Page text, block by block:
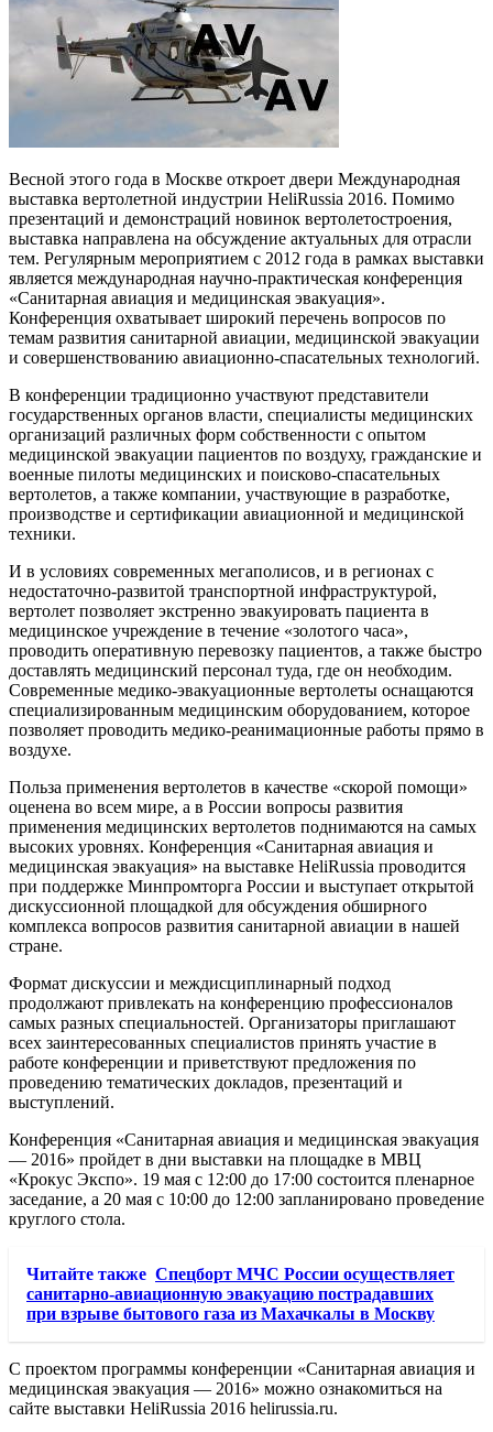
Весной этого года в Москве откроет двери Международная
выставка вертолетной индустрии HeliRussia 2016. Помимо
презентаций и демонстраций новинок вертолетостроения,
выставка направлена на обсуждение актуальных для отрасли
тем. Регулярным мероприятием с 2012 года в рамках выставки
является международная научно-практическая конференция
«Санитарная авиация и медицинская эвакуация».
Конференция охватывает широкий перечень вопросов по
темам развития санитарной авиации, медицинской эвакуации
и совершенствованию авиационно-спасательных технологий.
В конференции традиционно участвуют представители
государственных органов власти, специалисты медицинских
организаций различных форм собственности с опытом
медицинской эвакуации пациентов по воздуху, гражданские и
военные пилоты медицинских и поисково-спасательных
вертолетов, а также компании, участвующие в разработке,
производстве и сертификации авиационной и медицинской
техники.
И в условиях современных мегаполисов, и в регионах с
недостаточно-развитой транспортной инфраструктурой,
вертолет позволяет экстренно эвакуировать пациента в
медицинское учреждение в течение «золотого часа»,
проводить оперативную перевозку пациентов, а также быстро
доставлять медицинский персонал туда, где он необходим.
Современные медико-эвакуационные вертолеты оснащаются
специализированным медицинским оборудованием, которое
позволяет проводить медико-реанимационные работы прямо в
воздухе.
Польза применения вертолетов в качестве «скорой помощи»
оценена во всем мире, а в России вопросы развития
применения медицинских вертолетов поднимаются на самых
высоких уровнях. Конференция «Санитарная авиация и
медицинская эвакуация» на выставке HeliRussia проводится
при поддержке Минпромторга России и выступает открытой
дискуссионной площадкой для обсуждения обширного
комплекса вопросов развития санитарной авиации в нашей
стране.
Формат дискуссии и междисциплинарный подход
продолжают привлекать на конференцию профессионалов
самых разных специальностей. Организаторы приглашают
всех заинтересованных специалистов принять участие в
работе конференции и приветствуют предложения по
проведению тематических докладов, презентаций и
выступлений.
Конференция «Санитарная авиация и медицинская эвакуация
— 2016» пройдет в дни выставки на площадке в МВЦ
«Крокус Экспо». 19 мая с 12:00 до 17:00 состоится пленарное
заседание, а 20 мая с 10:00 до 12:00 запланировано проведение
круглого стола.
Читайте также Спецборт МЧС России осуществляет
санитарно-авиационную эвакуацию пострадавших
при взрыве бытового газа из Махачкалы в Москву
С проектом программы конференции «Санитарная авиация и
медицинская эвакуация — 2016» можно ознакомиться на
сайте выставки HeliRussia 2016 helirussia.ru.